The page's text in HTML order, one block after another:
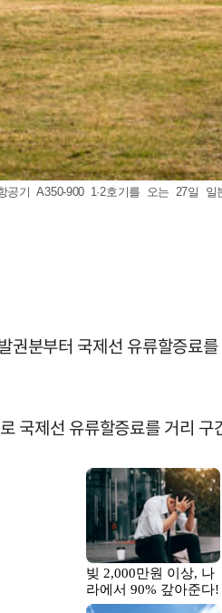
기 A350-900 1·2호기를 오는 27일
분부터 국제선 유류할증료
국제선 유류할증료를 거리